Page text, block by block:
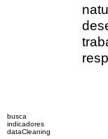
busca
indicadores
dataCleaning